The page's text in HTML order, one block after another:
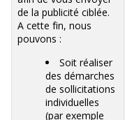
de la publicité ciblée.
A cette fin, nous
pouvons :
Soit réaliser
des démarches
de sollicitations
individuelles
(par exemple